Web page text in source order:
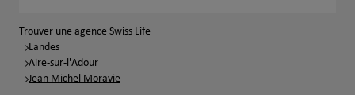
Trouver une agence Swiss Life
Landes
Aire-sur-l'Adour
Jean Michel Moravie